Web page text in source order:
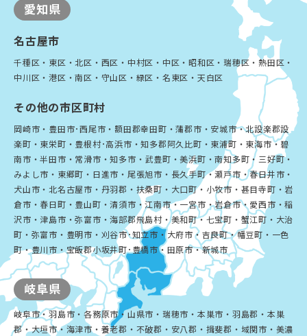
愛知県
名古屋市
千種区・東区・北区・西区・中村区・中区・昭和区・瑞穂区・熱田区・
中川区・港区・南区・守山区・緑区・名東区・天白区
その他の市区町村
岡崎市・豊田市･西尾市・額田郡幸田町・蒲郡市・安城市・北設楽郡設
楽町・東栄町・豊根村･高浜市・知多郡阿久比町・東浦町・東海市・碧
南市・半田市・常滑市・知多市・武豊町・美浜町・南知多町・三好町・
みよし市・東郷町・日進市・尾張旭市・長久手町・瀬戸市・春日井市・
犬山市・北名古屋市・丹羽郡・扶桑町・大口町・小牧市・甚目寺町・岩
倉市・春日町・豊山町・清須市・江南市・一宮市・岩倉市・愛西市・稲
沢市・津島市・弥富市・海部郡飛島村・美和町・七宝町・蟹江町・大治
町・弥富市・豊明市・刈谷市･知立市・大府市・吉良町・幡豆町・一色
町・豊川市・宝飯郡小坂井町･豊橋市・田原市・新城市
岐阜県
岐阜市・羽島市・各務原市・山県市・瑞穂市・本巣市・羽島郡・本巣
郡・大垣市・海津市・養老郡・不破郡・安八郡・揖斐郡・域関市・美濃